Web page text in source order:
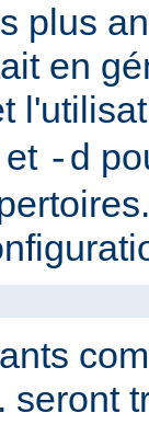
plus
en
et -d
seront